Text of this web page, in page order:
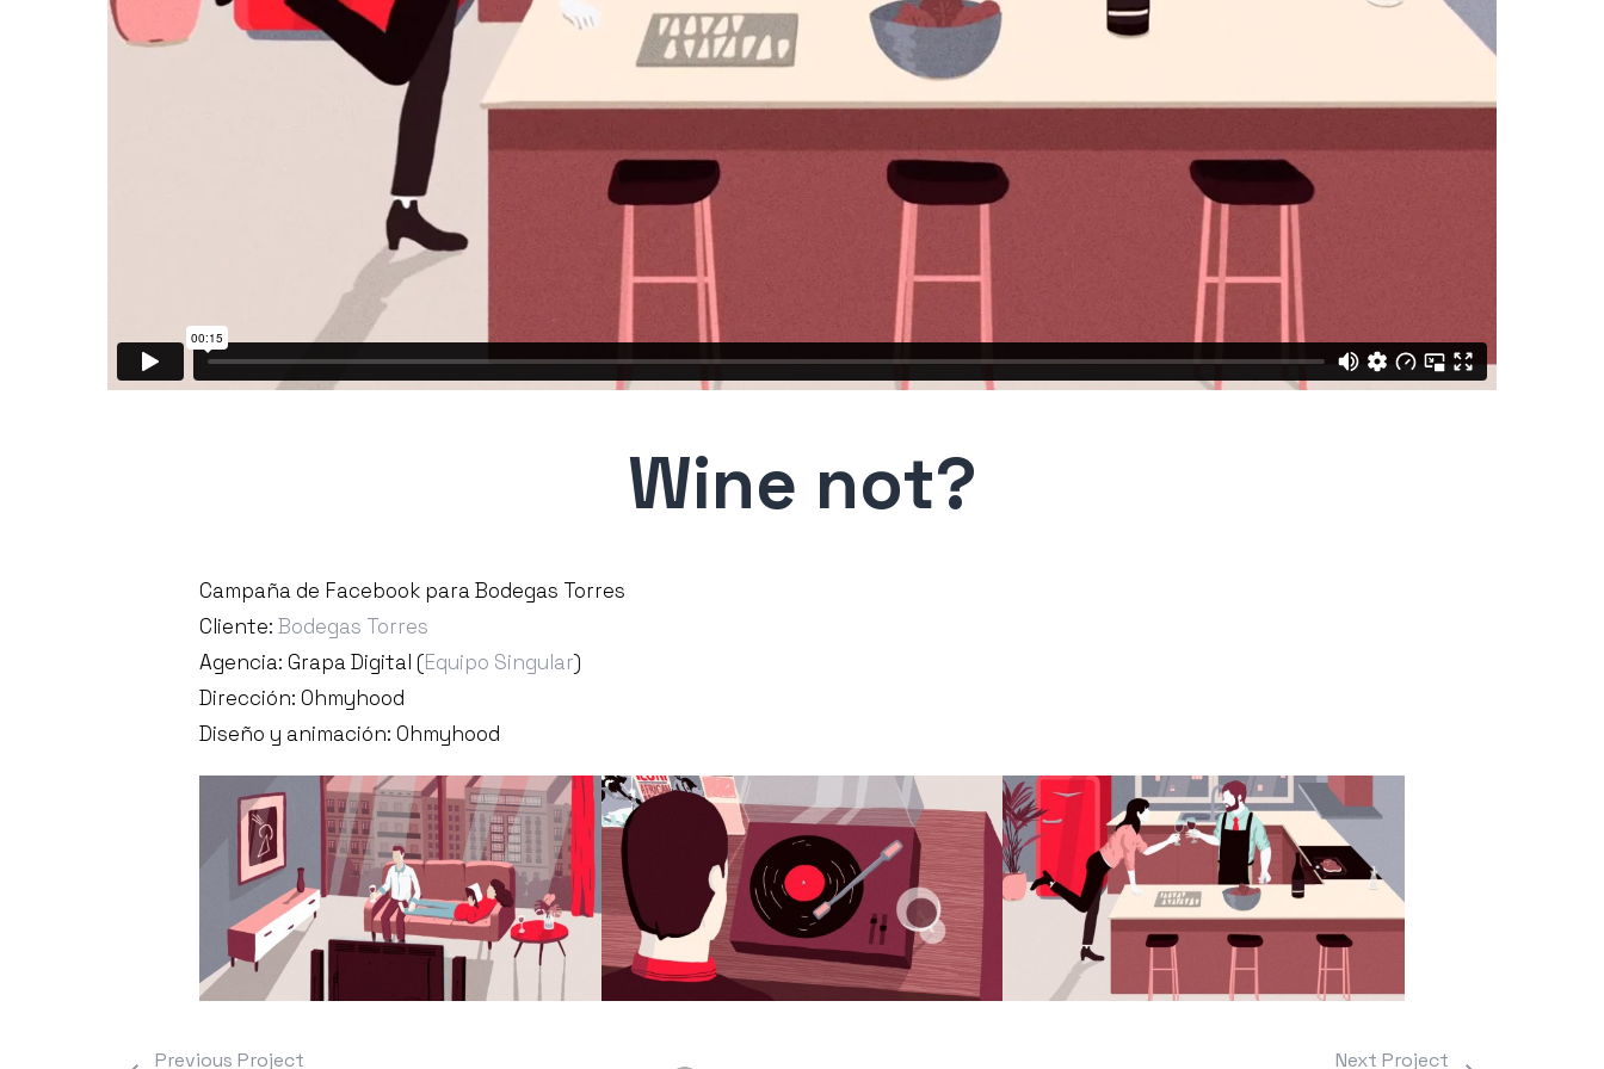
Wine not?
Campaña de Facebook para Bodegas Torres
Cliente: Bodegas Torres
Agencia: Grapa Digital (Equipo Singular)
Dirección: Ohmyhood
Diseño y animación: Ohmyhood
Next Project
Previous Project